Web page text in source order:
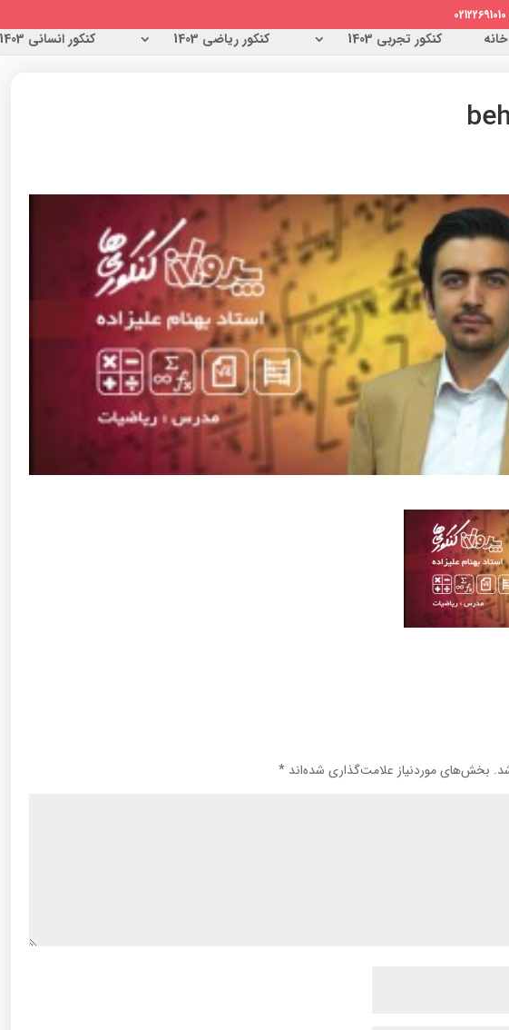
خانه کنکور تجربی 1403 کنکور ریاضی 1403 کنکور انسانی 1403
بخش‌های موردنیاز علامت‌گذاری شده‌اند*